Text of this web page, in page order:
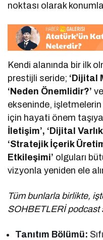
noktası olarak
Kendi alanında bir ilk
prestijli seride; ‘Dijital
‘Neden Önemlidir?’ ve
ekseninde,
için hayati önem
İletişim’, ‘Dijital
‘Stratejik İçerik
Etkileşimi’ olguları
vizyonla yeniden ele
Tüm bunlarla birlikte,
SOHBETLERİ podcast
Tanıtım Bölümü: